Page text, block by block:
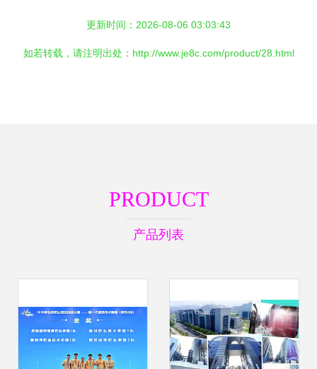
更新时间：2026-08-06 03:03:43
如若转载，请注明出处：http://www.je8c.com/product/28.html
PRODUCT
产品列表